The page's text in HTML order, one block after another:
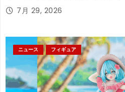
7月 29, 2026
ニュース フィギュア